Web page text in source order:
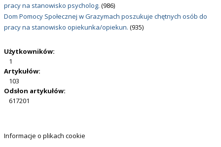
pracy na stanowisko psycholog. (986)
Dom Pomocy Społecznej w Grazymach poszukuje chętnych osób do
pracy na stanowisko opiekunka/opiekun. (935)
Użytkowników:
1
Artykułów:
103
Odsłon artykułów:
617201
Informacje o plikach cookie